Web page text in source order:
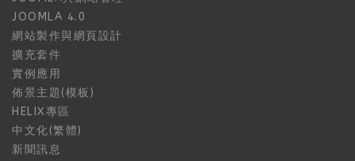
JOOMLA 4.0
網站製作與網頁設計
擴充套件
實例應用
佈景主題(模板)
HELIX專區
中文化(繁體)
新聞訊息